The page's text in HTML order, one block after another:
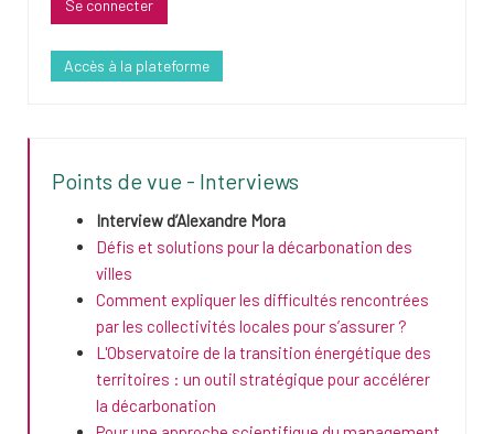
Accès à la plateforme
Points de vue - Interviews
Interview d’Alexandre Mora
Défis et solutions pour la décarbonation des
villes
Comment expliquer les difficultés rencontrées
par les collectivités locales pour s’assurer ?
L'Observatoire de la transition énergétique des
territoires : un outil stratégique pour accélérer
la décarbonation